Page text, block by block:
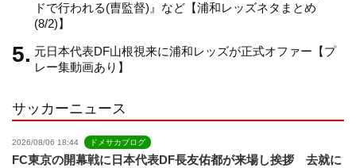
ドで行われる(曺監督)』など【浦和レッズネタまとめ
(8/2)】
元日本代表DF山根視来に浦和レッズが正式オファー【プ
レー集動画あり】
サッカーニュース
2026/08/06 18:44 ドメサカブログ
FC東京の開幕戦に日本代表DF長友佑都が来場し挨拶 去就に